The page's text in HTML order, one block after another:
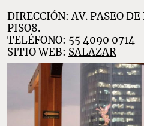
DIRECCIÓN: AV. PASEO
PISO8.
TELÉFONO: 55 4090 0714
SITIO WEB: SALAZAR